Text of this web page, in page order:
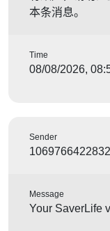
本条消息。
Time
08/08/2026,
Sender
Message
Your SaverLife